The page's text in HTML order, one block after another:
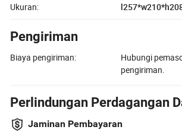
Ukuran:
Pengiriman
Biaya pengiriman:
Hubungi
pengiriman.
Perlindungan Perdagangan
Jaminan Pembayaran